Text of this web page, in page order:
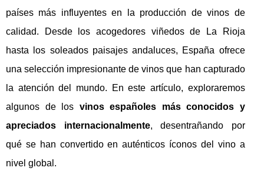
países más influyentes en la producción de vinos de
calidad. Desde los acogedores viñedos de La Rioja
hasta los soleados paisajes andaluces, España ofrece
una selección impresionante de vinos que han capturado
la atención del mundo. En este artículo, exploraremos
algunos de los vinos españoles más conocidos y
apreciados internacionalmente, desentrañando por
qué se han convertido en auténticos íconos del vino a
nivel global.